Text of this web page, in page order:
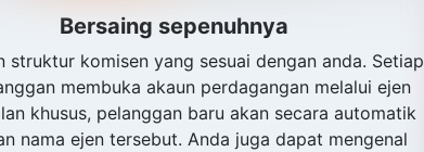
Bersaing sepenuhnya
struktur komisen yang sesuai dengan anda. Setiap
membuka akaun perdagangan melalui ejen
khusus, pelanggan baru akan secara automatik
nama ejen tersebut. Anda juga dapat mengenal